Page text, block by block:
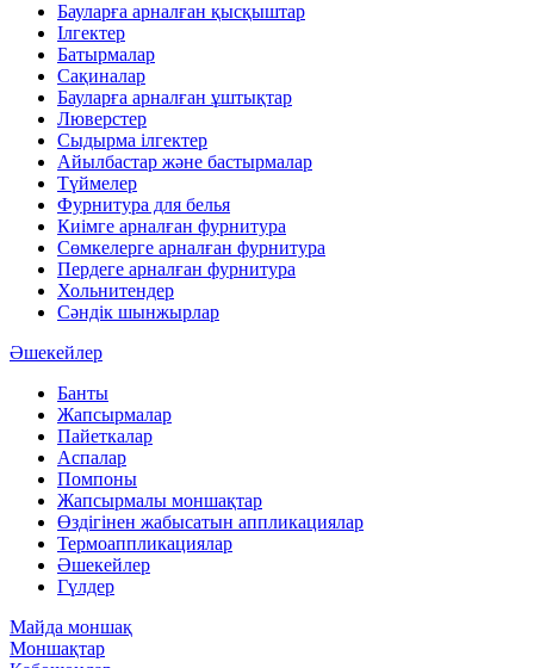
Бауларға арналған қысқыштар
Ілгектер
Батырмалар
Сақиналар
Бауларға арналған ұштықтар
Люверстер
Сыдырма ілгектер
Айылбастар және бастырмалар
Түймелер
Фурнитура для белья
Киімге арналған фурнитура
Сөмкелерге арналған фурнитура
Пердеге арналған фурнитура
Хольнитендер
Сәндік шынжырлар
Әшекейлер
Банты
Жапсырмалар
Пайеткалар
Аспалар
Помпоны
Жапсырмалы моншақтар
Өздігінен жабысатын аппликациялар
Термоаппликациялар
Әшекейлер
Гүлдер
Майда моншақ
Моншақтар